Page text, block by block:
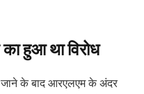
हुआ था विरोध
जाने के बाद आरएलएम के अंदर